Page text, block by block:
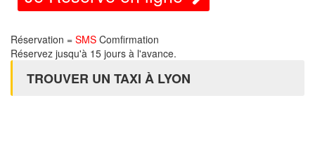
Réservation = SMS Comfirmation
Réservez jusqu'à 15 jours à l'avance.
TROUVER UN TAXI À LYON